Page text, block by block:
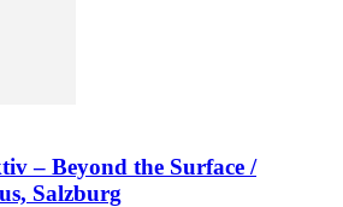
– Beyond the Surface /
Salzburg